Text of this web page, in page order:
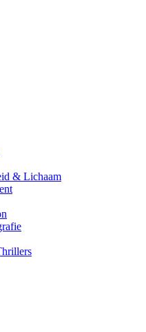
& Lichaam